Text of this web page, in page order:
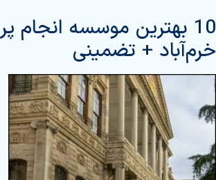
10 بهترین موسسه انجام
خرم‌آباد + تضمینی